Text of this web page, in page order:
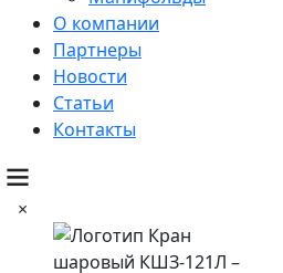
О компании
Партнеры
Новости
Статьи
Контакты
×